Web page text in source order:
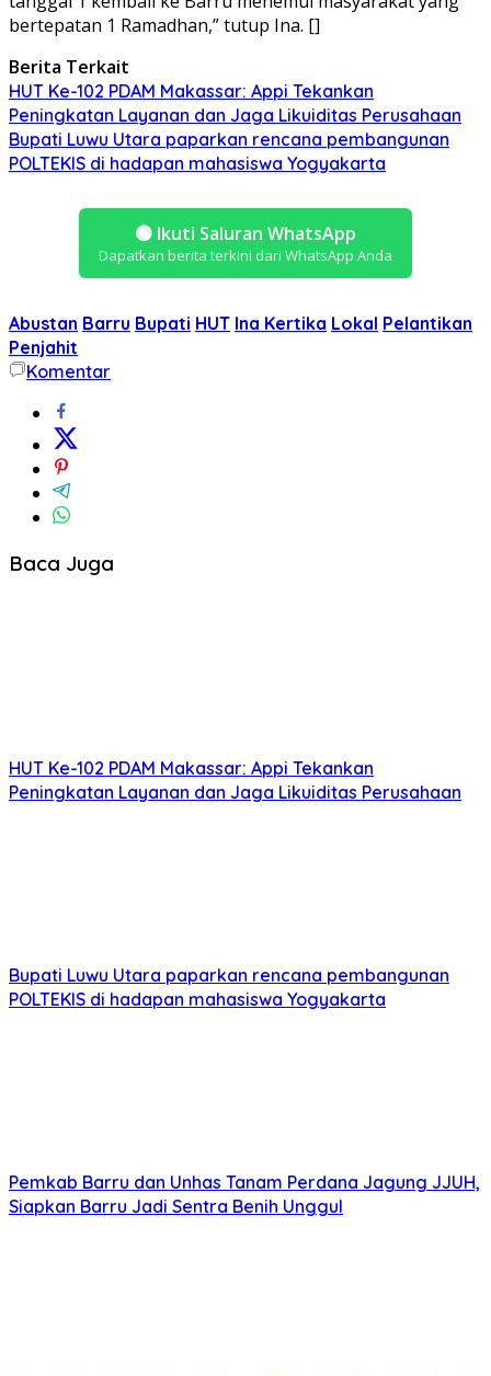
bertepatan 1 Ramadhan,” tutup Ina. []
Berita Terkait
HUT Ke-102 PDAM Makassar: Appi Tekankan
Peningkatan Layanan dan Jaga Likuiditas Perusahaan
Bupati Luwu Utara paparkan rencana pembangunan
POLTEKIS di hadapan mahasiswa Yogyakarta
🟢 Ikuti Saluran WhatsApp
Dapatkan berita terkini dari WhatsApp Anda
Abustan Barru Bupati HUT Ina Kertika Lokal Pelantikan
Penjahit
Komentar
Baca Juga
HUT Ke-102 PDAM Makassar: Appi Tekankan
Peningkatan Layanan dan Jaga Likuiditas Perusahaan
Bupati Luwu Utara paparkan rencana pembangunan
POLTEKIS di hadapan mahasiswa Yogyakarta
Pemkab Barru dan Unhas Tanam Perdana Jagung JJUH,
Siapkan Barru Jadi Sentra Benih Unggul